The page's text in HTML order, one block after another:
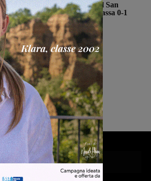
La Sangiovannese tiene testa al San
Donato Tavarnelle, che però passa 0-1
Michele Bossini - 9 Agosto 2026
Primo piano
Ufficiale lo staff del Figline per
l’Eccellenza 2026-2027
Michele Bossini - 9 Agosto 2026